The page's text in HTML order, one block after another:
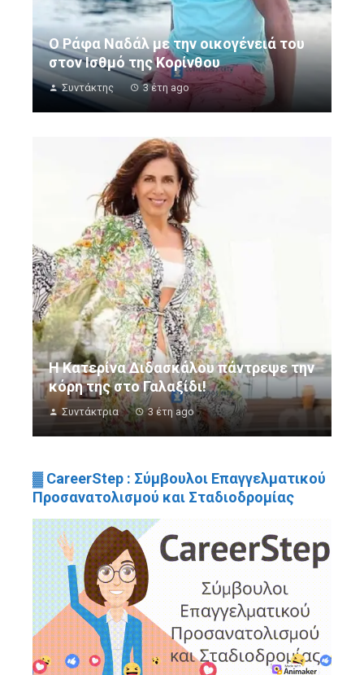
O Ράφα Ναδάλ με την οικογένειά του
στον Ισθμό της Κορίνθου
Συντάκτης 3 έτη ago
Η Κατερίνα Διδασκάλου πάντρεψε την
κόρη της στο Γαλαξίδι!
Συντάκτρια 3 έτη ago
▓ CareerStep : Σύμβουλοι Επαγγελματικού
Προσανατολισμού και Σταδιοδρομίας